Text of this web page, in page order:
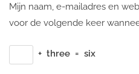
Mijn naam, e-mailadres en
voor de volgende keer
+ three = six